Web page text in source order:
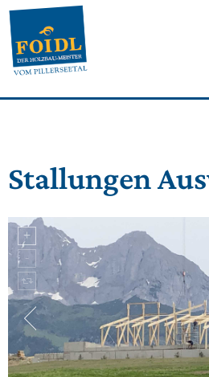
Stallungen